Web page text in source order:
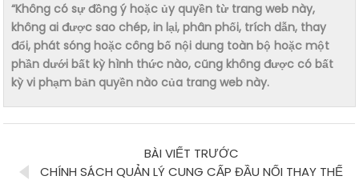
“Không có sự đồng ý hoặc ủy quyền từ trang web này,
không ai được sao chép, in lại, phân phối, trích dẫn, thay
đổi, phát sóng hoặc công bố nội dung toàn bộ hoặc một
phần dưới bất kỳ hình thức nào, cũng không được có bất
kỳ vi phạm bản quyền nào của trang web này.
BÀI VIẾT TRƯỚC
CHÍNH SÁCH QUẢN LÝ CUNG CẤP ĐẦU NỐI THAY THẾ